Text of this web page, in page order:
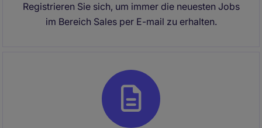
Registrieren Sie sich, um immer die neuesten Jobs
im Bereich Sales per E-mail zu erhalten.